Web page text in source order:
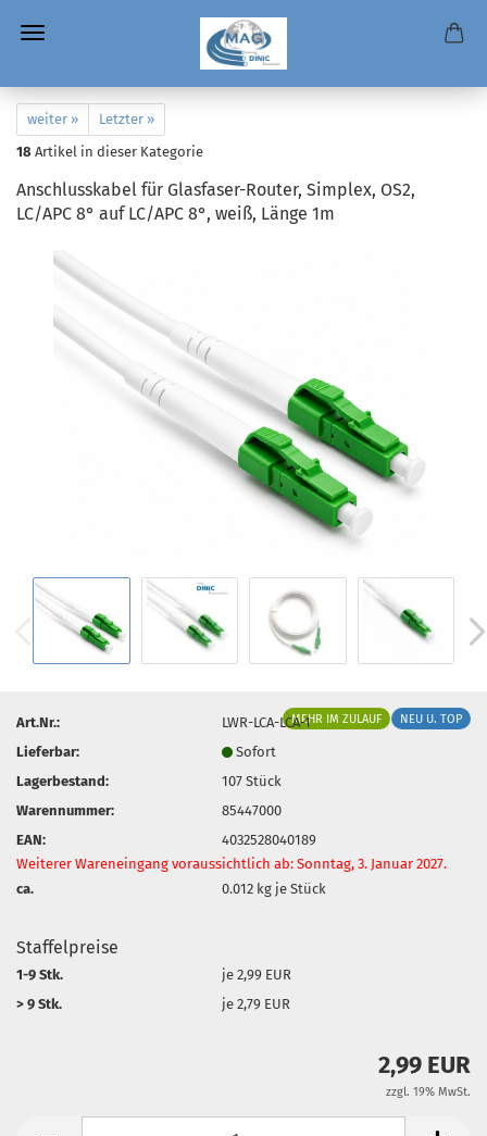
weiter »
Letzter »
18 Artikel in dieser Kategorie
Anschlusskabel für Glasfaser-Router, Simplex, OS2,
LC/APC 8° auf LC/APC 8°, weiß, Länge 1m
MEHR IM ZULAUF NEU U. TOP
Art.Nr.:
LWR-LCA-LCA-1
Lieferbar:
Sofort
Lagerbestand:
107Stück
Warennummer:
85447000
EAN:
4032528040189
Weiterer Wareneingang voraussichtlich ab: Sonntag, 3. Januar 2027.
ca.
0.012 kg je Stück
Staffelpreise
1-9 Stk.
je 2,99 EUR
> 9 Stk.
je 2,79 EUR
2,99 EUR
zzgl. 19% MwSt.